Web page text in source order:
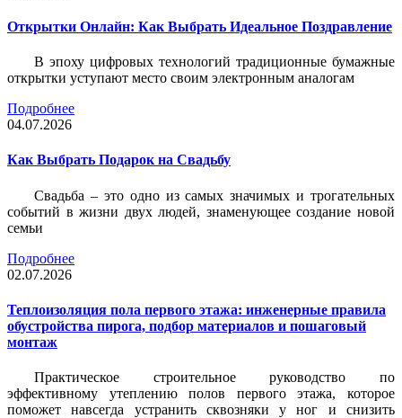
Открытки Онлайн: Как Выбрать Идеальное Поздравление
В эпоху цифровых технологий традиционные бумажные
открытки уступают место своим электронным аналогам
Подробнее
04.07.2026
Как Выбрать Подарок на Свадьбу
Свадьба – это одно из самых значимых и трогательных
событий в жизни двух людей, знаменующее создание новой
семьи
Подробнее
02.07.2026
Теплоизоляция пола первого этажа: инженерные правила
обустройства пирога, подбор материалов и пошаговый
монтаж
Практическое строительное руководство по
эффективному утеплению полов первого этажа, которое
поможет навсегда устранить сквозняки у ног и снизить